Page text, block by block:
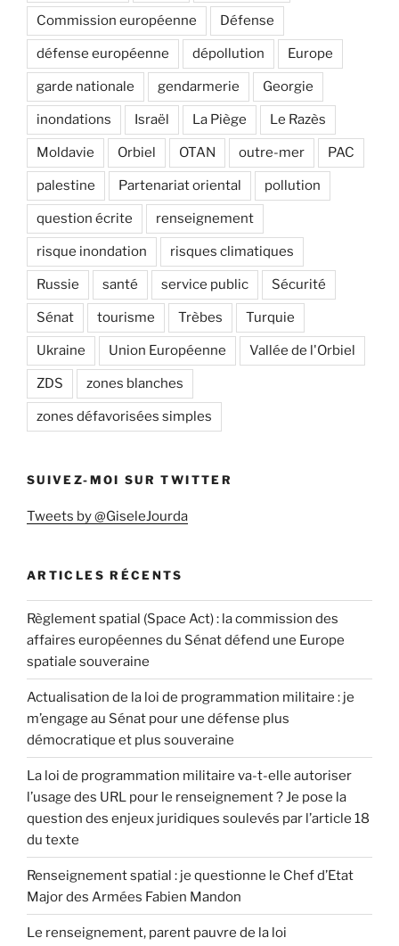
Commission européenne Défense
défense européenne dépollution Europe
garde nationale gendarmerie Georgie
inondations Israël La Piège Le Razès
Moldavie Orbiel OTAN outre-mer PAC
palestine Partenariat oriental pollution
question écrite renseignement
risque inondation risques climatiques
Russie santé service public Sécurité
Sénat tourisme Trèbes Turquie
Ukraine Union Européenne Vallée de l'Orbiel
ZDS zones blanches
zones défavorisées simples
SUIVEZ-MOI SUR TWITTER
Tweets by @GiseleJourda
ARTICLES RÉCENTS
Règlement spatial (Space Act) : la commission des
affaires européennes du Sénat défend une Europe
spatiale souveraine
Actualisation de la loi de programmation militaire : je
m’engage au Sénat pour une défense plus
démocratique et plus souveraine
La loi de programmation militaire va-t-elle autoriser
l’usage des URL pour le renseignement ? Je pose la
question des enjeux juridiques soulevés par l’article 18
du texte
Renseignement spatial : je questionne le Chef d’Etat
Major des Armées Fabien Mandon
Le renseignement, parent pauvre de la loi